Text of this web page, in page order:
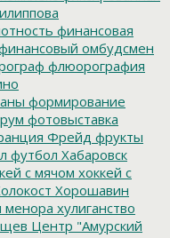
финансовая
омбудсмен
флюорография
формирование
фотовыставка
Фрейд фрукты
футбол Хабаровск
с мячом хоккей с
Хорошавин
менора хулиганство
Центр "Амурский